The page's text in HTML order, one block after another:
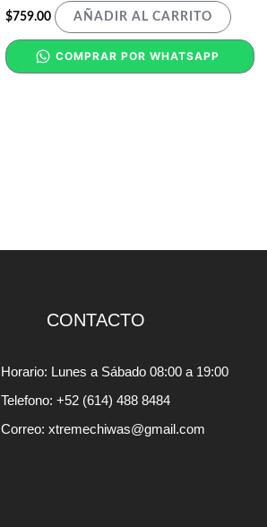
$759.00 AÑADIR AL CARRITO
COMPRAR POR WHATSAPP
CONTACTO
Horario: Lunes a Sábado 08:00 a 19:00
Telefono: +52 (614) 488 8484
Correo: xtremechiwas@gmail.com